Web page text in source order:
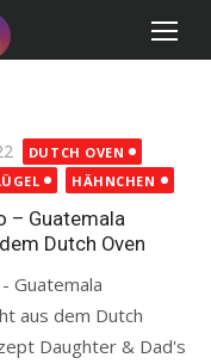
DUTCH OVEN
HÄHNCHEN
– Guatemala
Dutch Oven
Guatemala
aus dem Dutch
Daughter & Dad's